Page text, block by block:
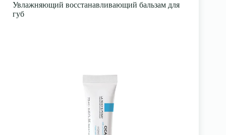
Увлажняющий восстанавливающий бальзам для
губ